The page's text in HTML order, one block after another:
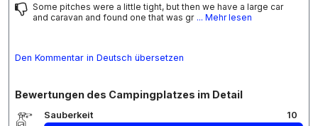
Some pitches were a little tight, but then we have a large car
and caravan and found one that was gr ... Mehr lesen
Den Kommentar in Deutsch übersetzen
Bewertungen des Campingplatzes im Detail
Sauberkeit 10